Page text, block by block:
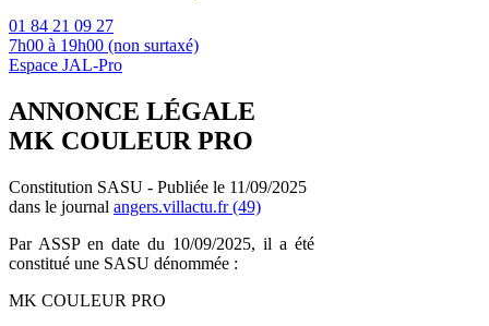
01 84 21 09 27
7h00 à 19h00 (non surtaxé)
Espace JAL-Pro
ANNONCE LÉGALE
MK COULEUR PRO
Constitution SASU - Publiée le 11/09/2025
dans le journal angers.villactu.fr (49)
Par ASSP en date du 10/09/2025, il a été
constitué une SASU dénommée :
MK COULEUR PRO